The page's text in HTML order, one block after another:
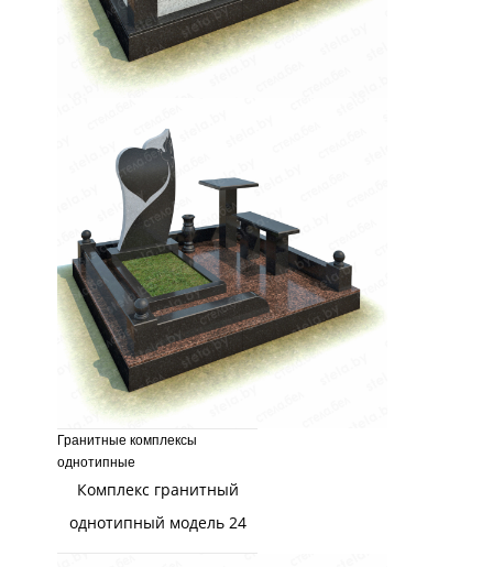
Гранитные комплексы
однотипные
Комплекс гранитный
однотипный модель 24